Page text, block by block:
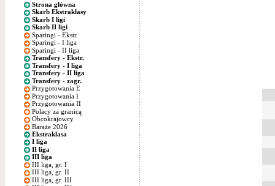
Strona główna
Skarb Ekstraklasy
Skarb I ligi
Skarb II ligi
Sparingi - Ekstr.
Sparingi - I liga
Sparingi - II liga
Transfery - Ekstr.
Transfery - I liga
Transfery - II liga
Transfery - zagr.
Przygotowania E
Przygotowania I
Przygotowania II
Polacy za granicą
Obcokrajowcy
Baraże 2026
Ekstraklasa
I liga
II liga
III liga
III liga, gr. I
III liga, gr. II
III liga, gr. III